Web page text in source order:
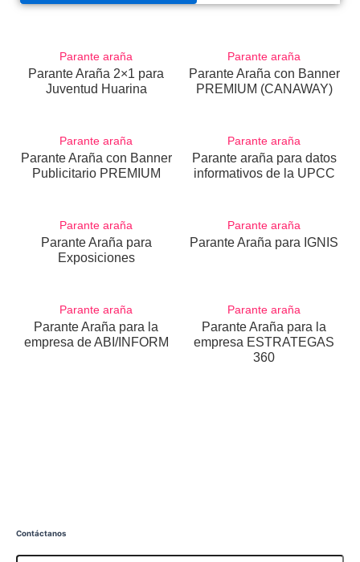
Parante araña
Parante Araña 2×1 para
Juventud Huarina
Parante araña
Parante Araña con Banner
PREMIUM (CANAWAY)
Parante araña
Parante Araña con Banner
Publicitario PREMIUM
Parante araña
Parante araña para datos
informativos de la UPCC
Parante araña
Parante Araña para
Exposiciones
Parante araña
Parante Araña para IGNIS
Parante araña
Parante Araña para la
empresa de ABI/INFORM
Parante araña
Parante Araña para la
empresa ESTRATEGAS
360
Contáctanos